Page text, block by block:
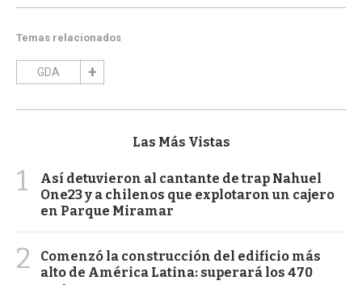
Temas relacionados
GDA
Las Más Vistas
1
Así detuvieron al cantante de trap Nahuel
One23 y a chilenos que explotaron un cajero
en Parque Miramar
2
Comenzó la construcción del edificio más
alto de América Latina: superará los 470